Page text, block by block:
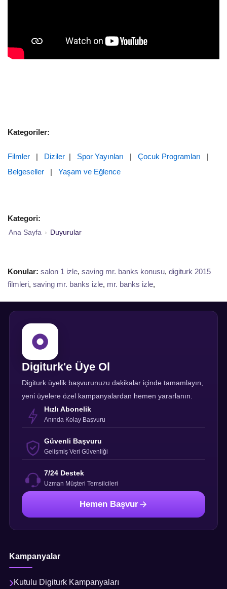
Kategoriler:
Filmler | Diziler | Spor Yayınları | Çocuk Programları |
Belgeseller | Yaşam ve Eğlence
Kategori:
Ana Sayfa › Duyurular
Konular: salon 1 izle, saving mr. banks konusu, digiturk 2015
filmleri, saving mr. banks izle, mr. banks izle,
Digiturk'e Üye Ol
Digiturk üyelik başvurunuzu dakikalar içinde tamamlayın,
yeni üyelere özel kampanyalardan hemen yararlanın.
Hızlı Abonelik
Anında Kolay Başvuru
Güvenli Başvuru
Gelişmiş Veri Güvenliği
7/24 Destek
Uzman Müşteri Temsilcileri
Hemen Başvur
Kampanyalar
Kutulu Digiturk Kampanyaları